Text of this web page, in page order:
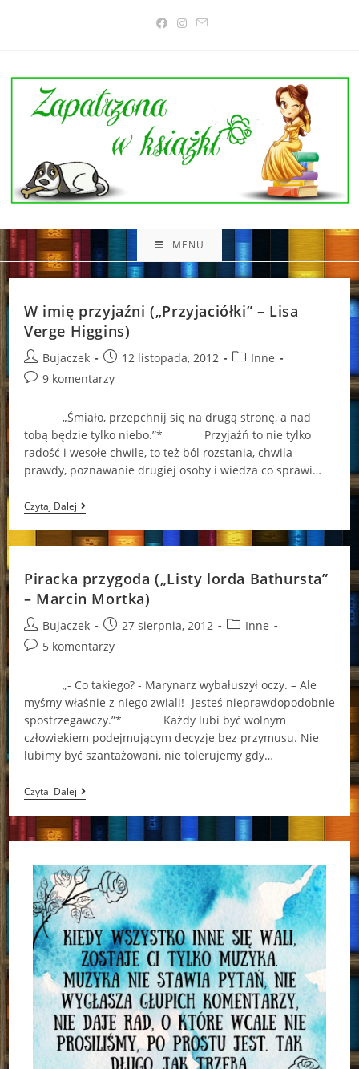
MENU
W imię przyjaźni („Przyjaciółki” – Lisa
Verge Higgins)
Post
author:
Bujaczek
Post
published:
12 listopada, 2012
PostInne
Post9 komentarzy
„Śmiało, przepchnij się na drugą stronę, a nad
tobą będzie tylko niebo.”* Przyjaźń to nie tylko
radość i wesołe chwile, to też ból rozstania, chwila
prawdy, poznawanie drugiej osoby i wiedza co sprawi…
Czytaj DalejW
Imię
Przyjaźni
(„Przyjaciółki”
Verge
Higgins)
Piracka przygoda („Listy lorda Bathursta”
– Marcin Mortka)
Post
author:
Bujaczek
Post
published:
27 sierpnia, 2012
PostInne
Post5 komentarzy
„- Co takiego? - Marynarz wybałuszył oczy. – Ale
myśmy właśnie z niego zwiali!- Jesteś nieprawdopodobnie
spostrzegawczy.”* Każdy lubi być wolnym
człowiekiem podejmującym decyzje bez przymusu. Nie
lubimy być szantażowani, nie tolerujemy gdy…
Czytaj DalejPiracka
Przygoda
(„Listy
Lorda
Bathursta”
Marcin
Mortka)